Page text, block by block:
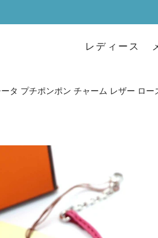
レディース
タ プチポンポン チャーム レザー ロー